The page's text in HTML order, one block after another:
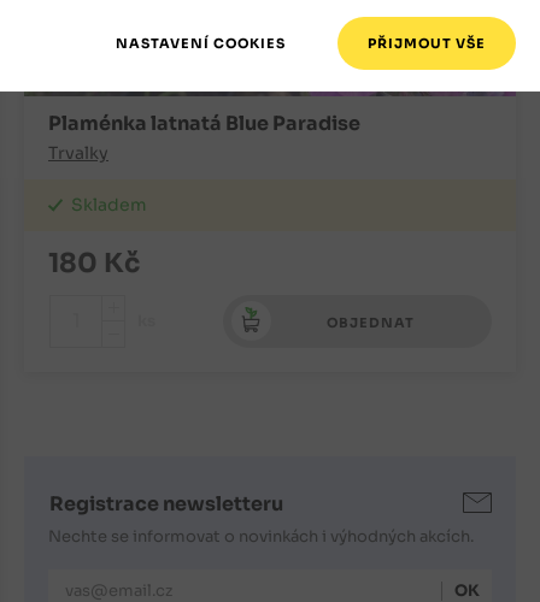
Plaménka latnatá Blue Paradise
Trvalky
Skladem
180 Kč
OBJEDNAT
Registrace newsletteru
Nechte se informovat o novinkách i výhodných akcích.
E-mailová adresa